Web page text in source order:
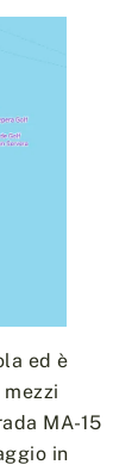
ed è
MA-15
in